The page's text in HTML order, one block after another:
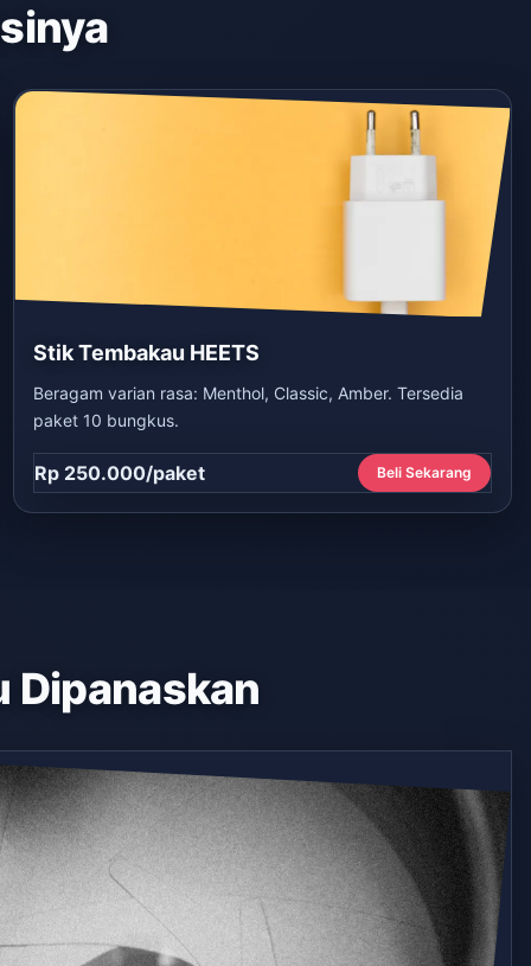
Stik Tembakau HEETS
Beragam varian rasa: Menthol, Classic, Amber. Tersedia
paket 10 bungkus.
Rp 250.000/paket Beli Sekarang
Dipanaskan